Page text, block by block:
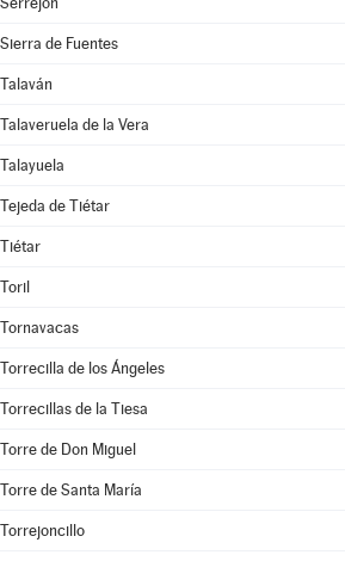
Sierra de Fuentes
Talaván
Talaveruela de la Vera
Talayuela
Tejeda de Tiétar
Tiétar
Toril
Tornavacas
Torrecilla de los Ángeles
Torrecillas de la Tiesa
Torre de Don Miguel
Torre de Santa María
Torrejoncillo